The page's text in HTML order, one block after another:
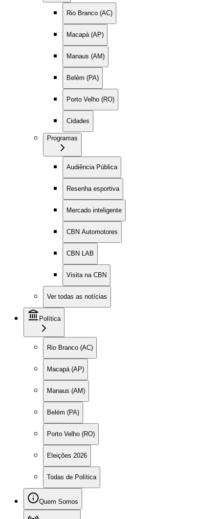
Rio Branco (AC)
Macapá (AP)
Manaus (AM)
Belém (PA)
Porto Velho (RO)
Cidades
Programas
Audiência Pública
Resenha esportiva
Mercado inteligente
CBN Automotores
CBN LAB
Visita na CBN
Ver todas as notícias
Política
Rio Branco (AC)
Macapá (AP)
Manaus (AM)
Belém (PA)
Porto Velho (RO)
Eleições 2026
Todas de Política
Quem Somos